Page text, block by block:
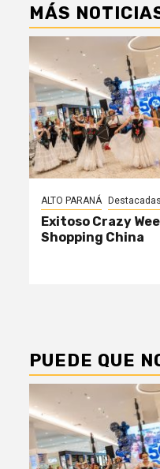
MÁS
ALTO PARANÁ Destacadas
Exitoso Crazy
Shopping China
PUEDE QUE